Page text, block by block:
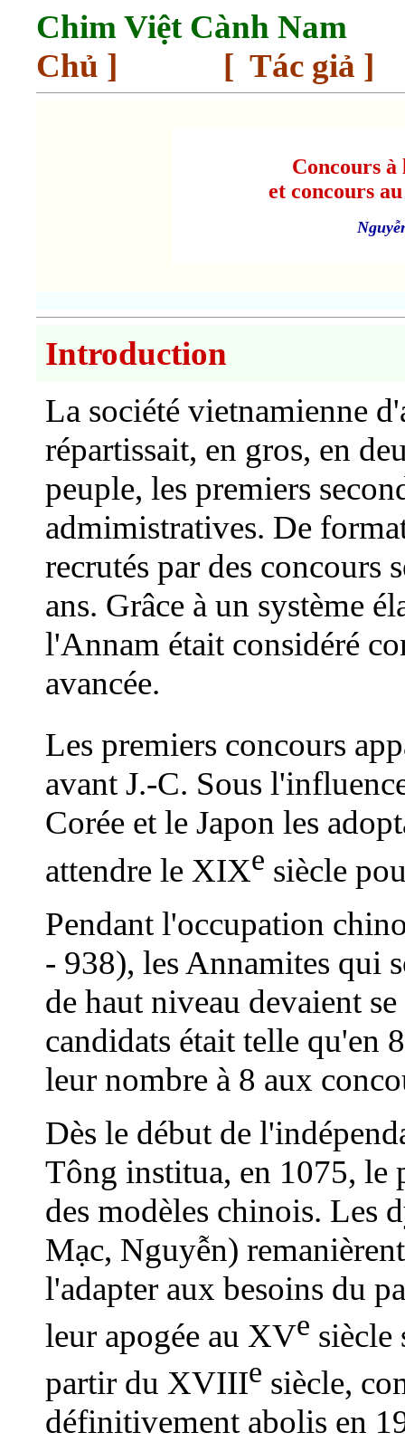
Chim Việt Cành Nam
Chủ ] [ Tác giả ]
Concours
et concours
Introduction
La société vietnamienne
répartissait, en gros, en
peuple, les premiers
admimistratives. De
recrutés par des concours
ans. Grâce à un système
l'Annam était considéré
avancée.
Les premiers concours
avant J.-C. Sous
Corée et le Japon les
attendre le XIXe siècle
Pendant l'occupation
- 938), les Annamites qui
de haut niveau devaient
candidats était telle qu'en
leur nombre à 8 aux
Dès le début de
Tông institua, en 1075, le
des modèles chinois. Les
Mạc, Nguyễn)
l'adapter aux besoins du
leur apogée au XVe siècle
partir du XVIIIe siècle,
définitivement abolis en